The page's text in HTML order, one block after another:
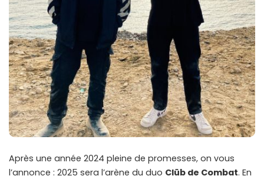
Après une année 2024 pleine de promesses, on vous
l’annonce : 2025 sera l’arène du duo Clüb de Combat. En